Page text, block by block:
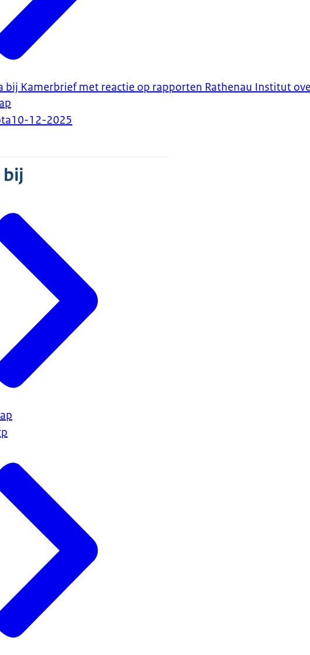
bij Kamerbrief met reactie op rapporten Rathenau Institut
10-12-2025